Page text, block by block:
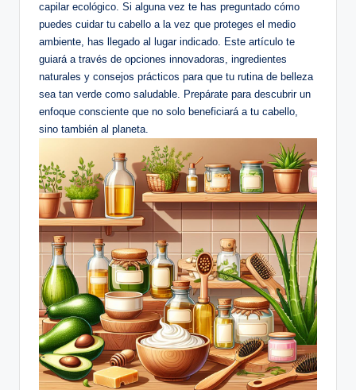
capilar ecológico. Si alguna vez te has preguntado cómo
puedes cuidar tu cabello a la vez que proteges el medio
ambiente, has llegado al lugar indicado. Este artículo te
guiará a través de opciones innovadoras, ingredientes
naturales y consejos prácticos para que tu rutina de belleza
sea tan verde como saludable. Prepárate para descubrir un
enfoque consciente que no solo beneficiará a tu cabello,
sino también al planeta.